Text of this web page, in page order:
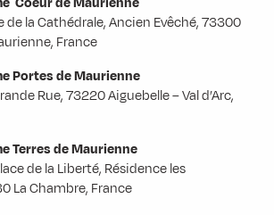
de la Cathédrale, Ancien Evêché, 73300
France
Portes de Maurienne
Rue, 73220 Aiguebelle – Val d’Arc,
Terres de Maurienne
de la Liberté, Résidence les
La Chambre, France